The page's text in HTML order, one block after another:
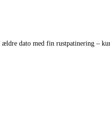
dato med fin rustpatinering –